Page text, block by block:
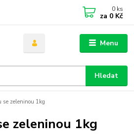
Menu
Hledat
0 ks
za 0 Kč
se zeleninou 1kg
zeleninou 1kg